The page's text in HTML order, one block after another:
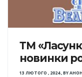
ТМ
новинки
13 ЛЮТОГО , 2024,BY